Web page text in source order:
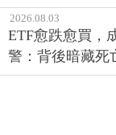
2026.08.03
ETF愈跌愈買，
警：背後暗藏死